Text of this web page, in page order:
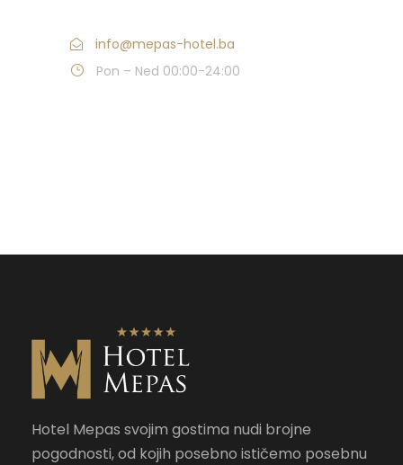
info@mepas-hotel.ba
Pon – Ned 00:00-24:00
Hotel Mepas svojim gostima nudi brojne
pogodnosti, od kojih posebno ističemo posebnu